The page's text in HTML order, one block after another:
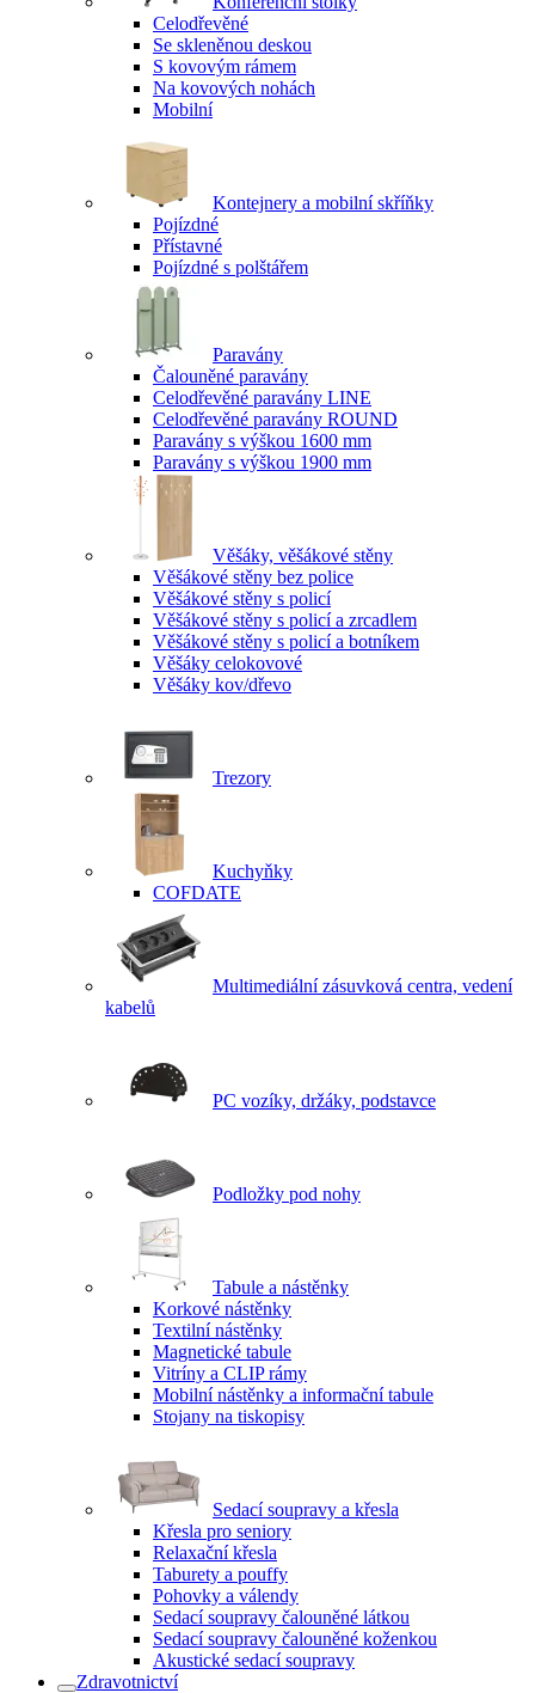
Celodřevěné
Se skleněnou deskou
S kovovým rámem
Na kovových nohách
Mobilní
Kontejnery a mobilní skříňky
Pojízdné
Přístavné
Pojízdné s polštářem
Paravány
Čalouněné paravány
Celodřevěné paravány LINE
Celodřevěné paravány ROUND
Paravány s výškou 1600 mm
Paravány s výškou 1900 mm
Věšáky, věšákové stěny
Věšákové stěny bez police
Věšákové stěny s policí
Věšákové stěny s policí a zrcadlem
Věšákové stěny s policí a botníkem
Věšáky celokovové
Věšáky kov/dřevo
Trezory
Kuchyňky
COFDATE
Multimediální zásuvková centra, vedení
kabelů
PC vozíky, držáky, podstavce
Podložky pod nohy
Tabule a nástěnky
Korkové nástěnky
Textilní nástěnky
Magnetické tabule
Vitríny a CLIP rámy
Mobilní nástěnky a informační tabule
Stojany na tiskopisy
Sedací soupravy a křesla
Křesla pro seniory
Relaxační křesla
Taburety a pouffy
Pohovky a válendy
Sedací soupravy čalouněné látkou
Sedací soupravy čalouněné koženkou
Akustické sedací soupravy
Zdravotnictví